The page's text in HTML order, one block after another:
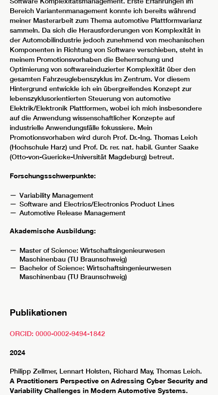
Bereich Variantenmanagement konnte ich bereits während
meiner Masterarbeit zum Thema automotive Plattformvarianz
sammeln. Da sich die Herausforderungen von Komplexität in
der Automobilindustrie jedoch zunehmend von mechanischen
Komponenten in Richtung von Software verschieben, steht in
meinem Promotionsvorhaben die Beherrschung und
Optimierung von softwareinduzierter Komplexität über den
gesamten Fahrzeuglebenszyklus im Zentrum. Vor diesem
Hintergrund entwickle ich ein übergreifendes Konzept zur
lebenszyklusorientierten Steuerung von automotive
Elektrik/Elektronik Plattformen, wobei ich mich insbesondere
auf die Anwendung wissenschaftlicher Konzepte auf
industrielle Anwendungsfälle fokussiere. Mein
Promotionsvorhaben wird durch Prof. Dr.-Ing. Thomas Leich
(Hochschule Harz) und Prof. Dr. rer. nat. habil. Gunter Saake
(Otto-von-Guericke-Universität Magdeburg) betreut.
Forschungsschwerpunkte:
Variability Management
Software and Electrics/Electronics Product Lines
Automotive Release Management
Akademische Ausbildung:
Master of Science: Wirtschaftsingenieurwesen
Maschinenbau (TU Braunschweig)
Bachelor of Science: Wirtschaftsingenieurwesen
Maschinenbau (TU Braunschweig)
Publikationen
ORCID: 0000-0002-9494-1842
2024
Philipp Zellmer, Lennart Holsten, Richard May, Thomas Leich.
A Practitioners Perspective on Adressing Cyber Security and
Variability Challenges in Modern Automotive Systems.